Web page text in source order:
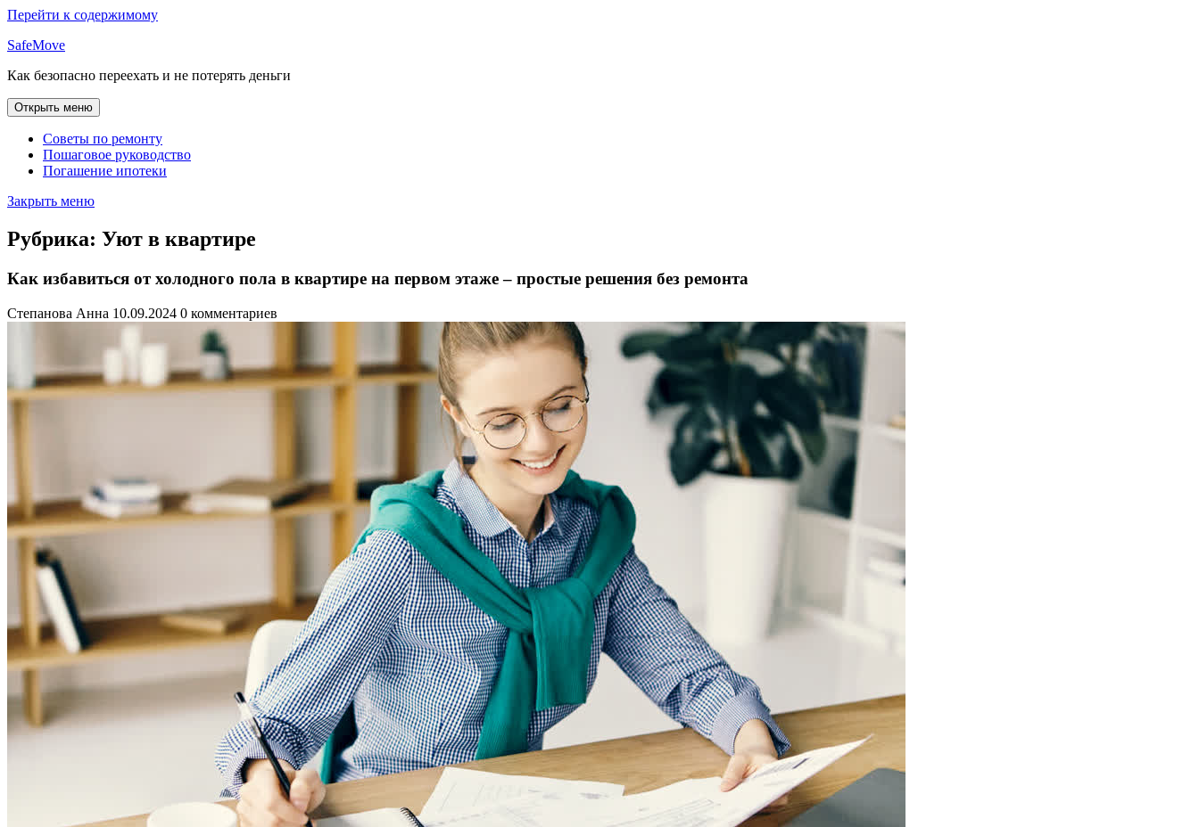
Перейти к содержимому
SafeMove
Как безопасно переехать и не потерять деньги
Открыть меню
Советы по ремонту
Пошаговое руководство
Погашение ипотеки
Закрыть меню
Рубрика: Уют в квартире
Как избавиться от холодного пола в квартире на первом этаже – простые решения без ремонта
Степанова Анна 10.09.2024 0 комментариев